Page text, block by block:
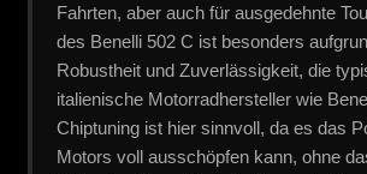
Fahrten, aber auch für ausgedehnte
des Benelli 502 C ist besonders
Robustheit und Zuverlässigkeit, die
italienische Motorradhersteller wie
Chiptuning ist hier sinnvoll, da es das
Motors voll ausschöpfen kann, ohne